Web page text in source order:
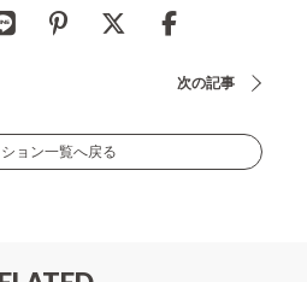
次の記事
ョン一覧へ戻る